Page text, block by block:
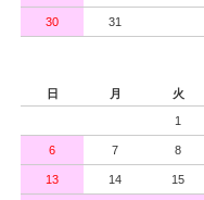
30 31
日
月 火
1
6 7 8
13 14 15